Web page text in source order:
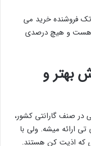
فروشنده خرید می
هست و هیچ درصدی
بهتر و
در صنف گارانتی کشور،
ارائه میشه. ولی با
که اذیت کن هستند.